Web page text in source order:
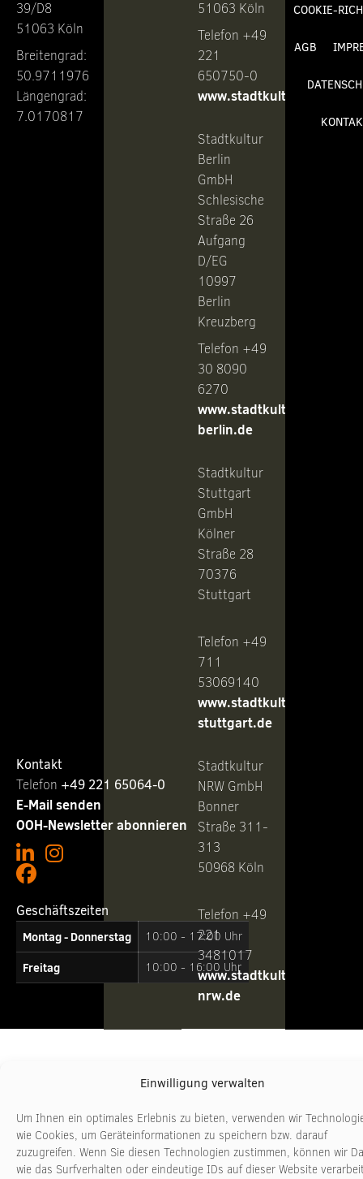
Einwilligung verwalten
Um Ihnen ein optimales Erlebnis zu bieten, verwenden wir
wie Cookies, um Geräteinformationen zu speichern bzw. darauf
zuzugreifen. Wenn Sie diesen Technologien zustimmen, können wir
wie das Surfverhalten oder eindeutige IDs auf dieser Website
39/D8
51063 Köln
Breitengrad:
50.9711976
Längengrad:
7.0170817
Kontakt
Telefon ‭ +49 221 65064-0
E-Mail senden
OOH-Newsletter abonnieren
Geschäftszeiten
Montag - Donnerstag
10:00 - 17:00 Uhr
Freitag 10:00 - 16:00 Uhr
51063 Köln
Telefon +49
221
650750-0
www.stadtkultur.de
Stadtkultur
Berlin
GmbH
Schlesische
Straße 26
Aufgang
D/EG
10997
Berlin
Kreuzberg
Telefon +49
30 8090
6270
www.stadtkultur-
berlin.de
Stadtkultur
Stuttgart
GmbH
Kölner
Straße 28
70376
Stuttgart
Telefon +49
711
53069140
www.stadtkultur-
stuttgart.de
Stadtkultur
NRW GmbH
Bonner
Straße 311-
313
50968 Köln
Telefon +49
221
3481017
www.stadtkultur-
nrw.de
COOKIE-
AGB